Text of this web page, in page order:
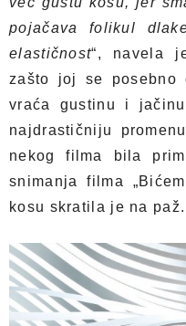
pojačava folikul
elastičnost“, navela
zašto joj se
vraća gustinu i
najdrastičniju
nekog filma bila
snimanja filma
kosu skratila je na paž.